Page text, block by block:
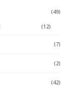
(49)
(12)
(7)
(2)
(42)